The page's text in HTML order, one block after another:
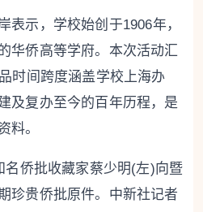
示，学校始创于1906年，
华侨高等学府。本次活动汇
时间跨度涵盖学校上海办
及复办至今的百年历程，是
料。
名侨批收藏家蔡少明(左)向暨
珍贵侨批原件。中新社记者